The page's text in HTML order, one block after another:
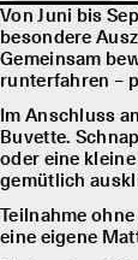
Von Juni bis
besondere
Gemeinsam
runterfahren –
Im Anschluss
Buvette.
oder eine
gemütlich
Teilnahme
eine eigene